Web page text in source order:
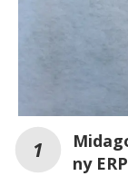
ny